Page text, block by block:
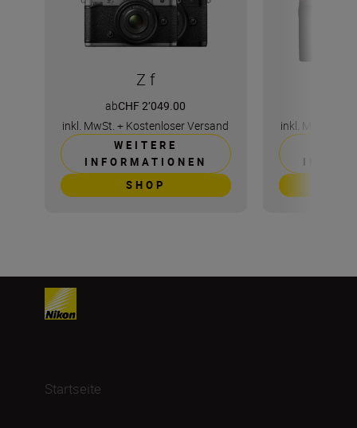
Z f
abCHF 2’049.00
inkl. MwSt. + Kostenloser Versand
WEITERE
INFORMATIONEN
SHOP
inkl. MwSt.
Startseite